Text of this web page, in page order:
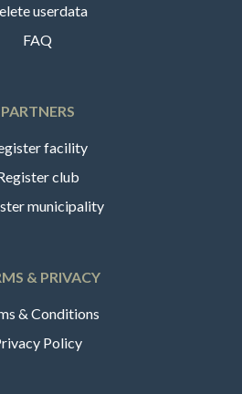
userdata
FAQ
PARTNERS
facility
club
municipality
& PRIVACY
& Conditions
Policy